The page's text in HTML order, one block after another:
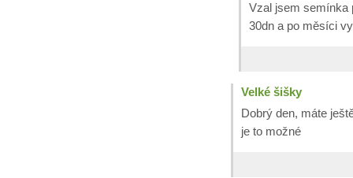
Vzal jsem semínka
30dn a po měsíci
Velké šišky
Dobrý den, máte
je to možné